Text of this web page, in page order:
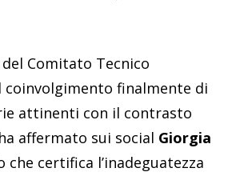
Comitato Tecnico
coinvolgimento finalmente di
attinenti con il contrasto
affermato sui social Giorgia
che certifica l’inadeguatezza